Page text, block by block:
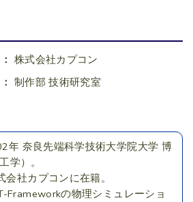
株式会社カプコン
制作部 技術研究室
年 奈良先端科学技術大学院大学 博
学）。
社カプコンに在籍。
Frameworkの物理シミュレーショ